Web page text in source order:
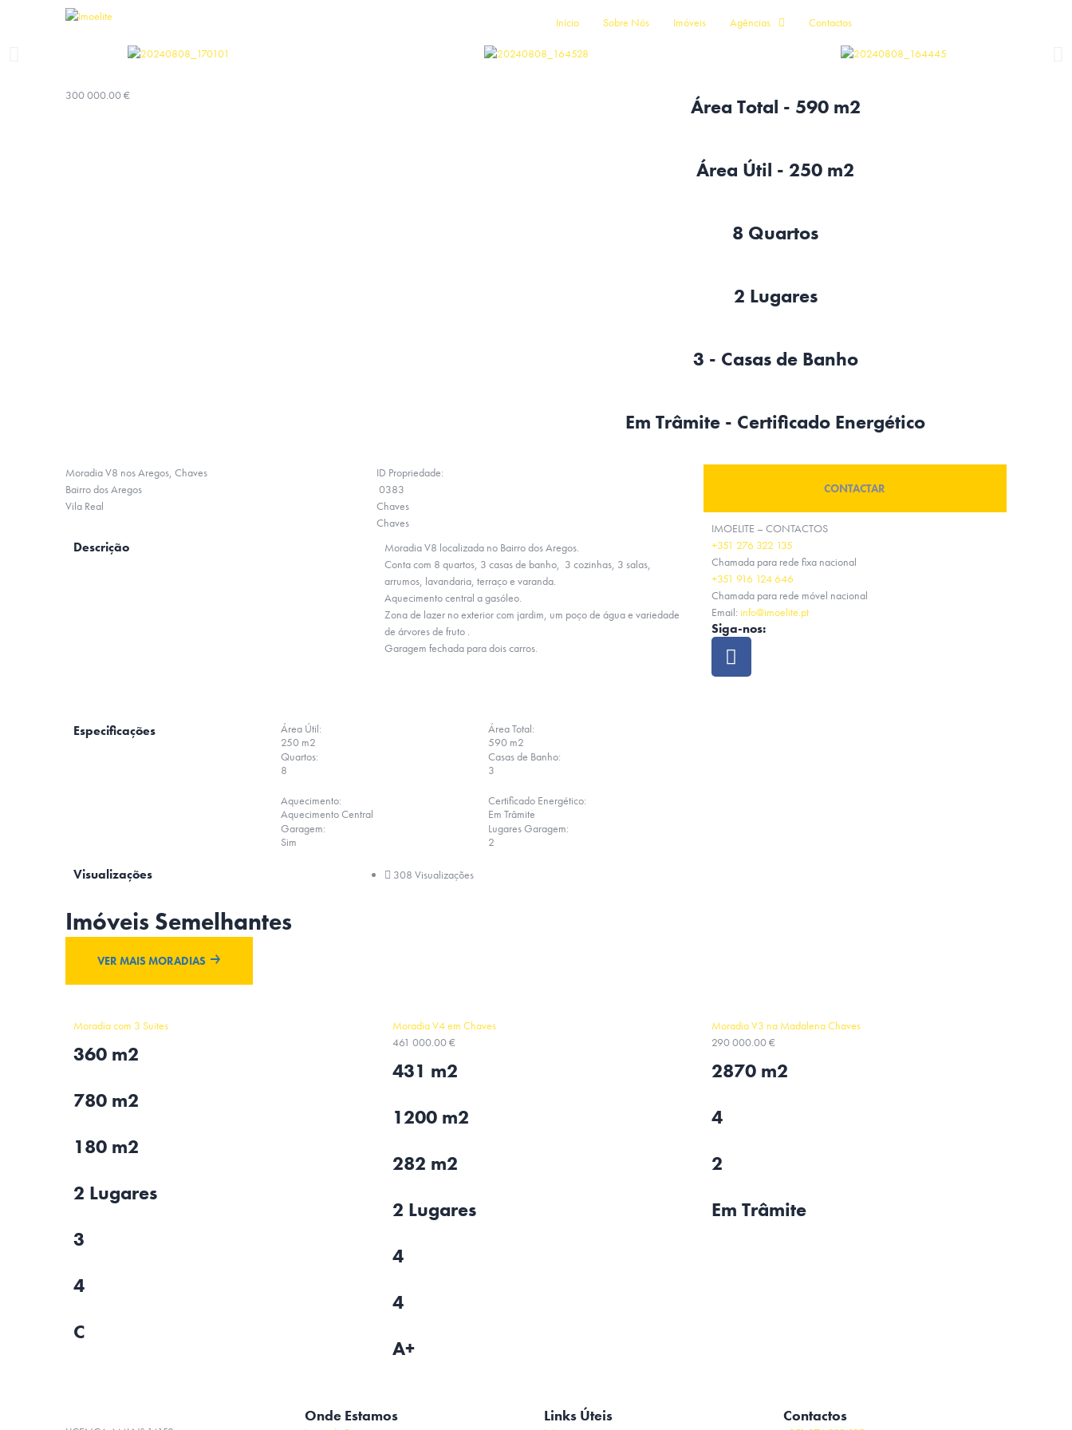
Início Sobre Nós Imóveis Agências Contactos
300 000.00 € Área Total - 590 m2
Área Útil - 250 m2
8 Quartos
2 Lugares
3 - Casas de Banho
Em Trâmite - Certificado Energético
Moradia V8 nos Aregos, Chaves
Bairro dos Aregos
Vila Real
ID Propriedade:
0383
Chaves
Chaves
Descrição
Moradia V8 localizada no Bairro dos Aregos.
Conta com 8 quartos, 3 casas de banho, 3 cozinhas, 3 salas,
arrumos, lavandaria, terraço e varanda.
Aquecimento central a gasóleo.
Zona de lazer no exterior com jardim, um poço de água e variedade
de árvores de fruto .
Garagem fechada para dois carros.
Especificações
Área Útil:
250 m2
Quartos:
8
Área Total:
590 m2
Casas de Banho:
3
Aquecimento:
Aquecimento Central
Garagem:
Sim
Certificado Energético:
Em Trâmite
Lugares Garagem:
2
Visualizações 308 Visualizações
CONTACTAR
IMOELITE – CONTACTOS
+351 276 322 135
Chamada para rede fixa nacional
+351 916 124 646
Chamada para rede móvel nacional
Email: info@imoelite.pt
Siga-nos:
Imóveis Semelhantes
VER MAIS MORADIAS
Moradia com 3 Suites
360 m2
780 m2
180 m2
2 Lugares
3
4
C
Moradia V4 em Chaves
461 000.00 €
431 m2
1200 m2
282 m2
2 Lugares
4
4
A+
Moradia V3 na Madalena Chaves
290 000.00 €
2870 m2
4
2
Em Trâmite
Onde Estamos Links Úteis Contactos